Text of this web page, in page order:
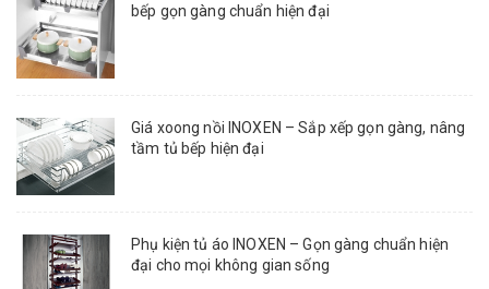
bếp gọn gàng chuẩn hiện đại
Giá xoong nồi INOXEN – Sắp xếp gọn gàng, nâng
tầm tủ bếp hiện đại
Phụ kiện tủ áo INOXEN – Gọn gàng chuẩn hiện
đại cho mọi không gian sống